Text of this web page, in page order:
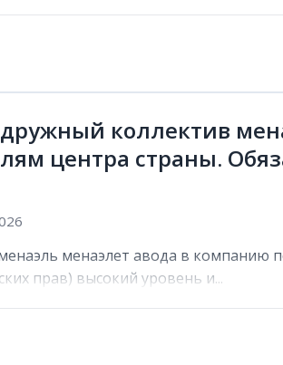
коллектив
центра страны.
менаэлет авода в компанию
прав) высокий уровень и...